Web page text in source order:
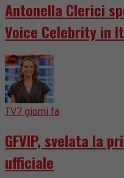
Antonella Clerici
Voice Celebrity in
TV7 giorni fa
GFVIP, svelata la
ufficiale